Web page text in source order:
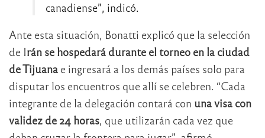
canadiense”, indicó.
Ante esta situación, Bonatti explicó que la selección
de Irán se hospedará durante el torneo en la ciudad
de Tijuana e ingresará a los demás países solo para
disputar los encuentros que allí se celebren. “Cada
integrante de la delegación contará con una visa con
validez de 24 horas, que utilizarán cada vez que